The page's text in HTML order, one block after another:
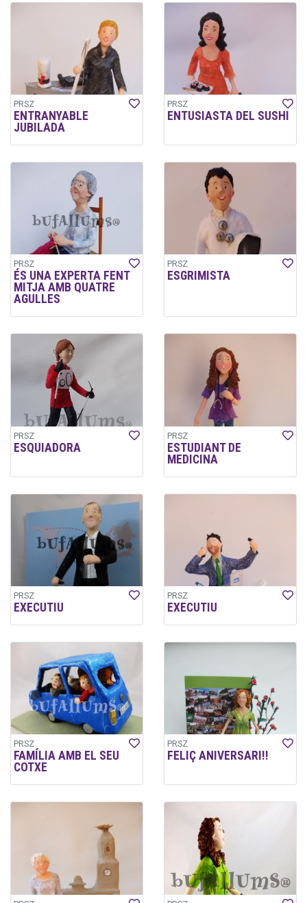
PRSZ
ENTRANYABLE
JUBILADA
PRSZ
ENTUSIASTA DEL SUSHI
PRSZ
ÉS UNA EXPERTA FENT
MITJA AMB QUATRE
AGULLES
PRSZ
ESGRIMISTA
PRSZ
ESQUIADORA
PRSZ
ESTUDIANT DE
MEDICINA
PRSZ
EXECUTIU
PRSZ
EXECUTIU
PRSZ
FAMÍLIA AMB EL SEU
COTXE
PRSZ
FELIÇ ANIVERSARI!!